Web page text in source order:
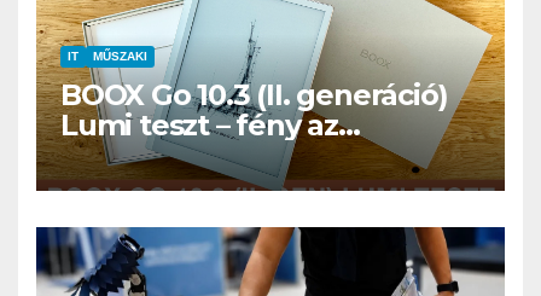
IT MŰSZAKI
BOOX Go 10.3 (II. generáció)
Lumi teszt – fény az
éjszakában, fél könyvtár a
családi csomagban